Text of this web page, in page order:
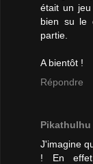
était un
bien su le
partie.
A bientôt !
Répondre
Pikathulhu
J'imagine
! En